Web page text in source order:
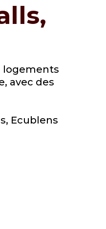
logements
avec des
Ecublens